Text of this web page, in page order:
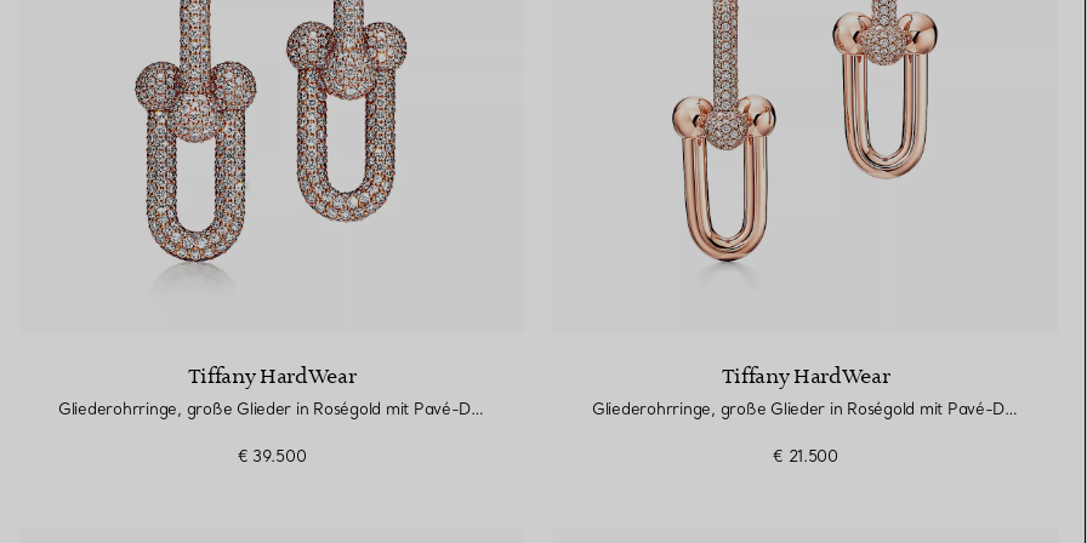
Tiffany HardWear
Gliederohrringe, große Glieder in Roségold mit Pavé-Diamanten
€ 39.500
Tiffany HardWear
Gliederohrringe, große Glieder in Roségold mit Pavé-Diamanten
€ 21.500